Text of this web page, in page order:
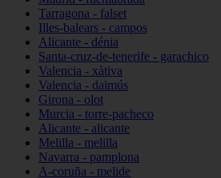
Tarragona - falset
Illes-balears - campos
Alicante - dénia
Santa-cruz-de-tenerife - garachico
Valencia - xàtiva
Valencia - daimús
Girona - olot
Murcia - torre-pacheco
Alicante - alicante
Melilla - melilla
Navarra - pamplona
A-coruña - melide